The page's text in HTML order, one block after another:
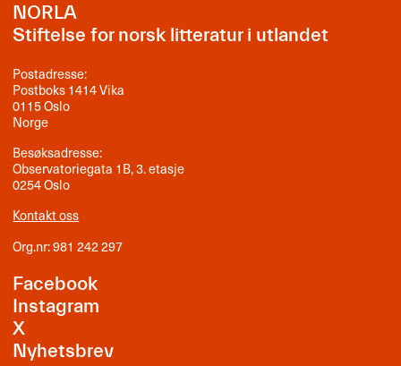
NORLA
Stiftelse for norsk litteratur i utlandet
Postadresse:
Postboks 1414 Vika
0115 Oslo
Norge
Besøksadresse:
Observatoriegata 1B, 3. etasje
0254 Oslo
Kontakt oss
Org.nr: 981 242 297
Facebook
Instagram
X
Nyhetsbrev